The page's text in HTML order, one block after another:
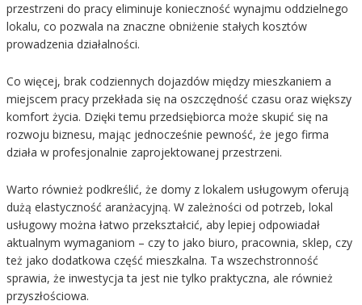
przestrzeni do pracy eliminuje konieczność wynajmu oddzielnego
lokalu, co pozwala na znaczne obniżenie stałych kosztów
prowadzenia działalności.
Co więcej, brak codziennych dojazdów między mieszkaniem a
miejscem pracy przekłada się na oszczędność czasu oraz większy
komfort życia. Dzięki temu przedsiębiorca może skupić się na
rozwoju biznesu, mając jednocześnie pewność, że jego firma
działa w profesjonalnie zaprojektowanej przestrzeni.
Warto również podkreślić, że domy z lokalem usługowym oferują
dużą elastyczność aranżacyjną. W zależności od potrzeb, lokal
usługowy można łatwo przekształcić, aby lepiej odpowiadał
aktualnym wymaganiom – czy to jako biuro, pracownia, sklep, czy
też jako dodatkowa część mieszkalna. Ta wszechstronność
sprawia, że inwestycja ta jest nie tylko praktyczna, ale również
przyszłościowa.